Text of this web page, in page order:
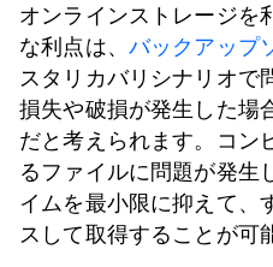
オンラインストレージを
な利点は、 バックアップ
スタリカバリシナリオで
損失や破損が発生した場
だと考えられます。コン
るファイルに問題が発生
イムを最小限に抑えて、
スして取得することが可